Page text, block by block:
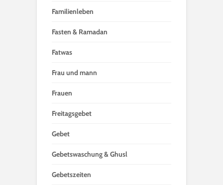
Familienleben
Fasten & Ramadan
Fatwas
Frau und mann
Frauen
Freitagsgebet
Gebet
Gebetswaschung & Ghusl
Gebetszeiten